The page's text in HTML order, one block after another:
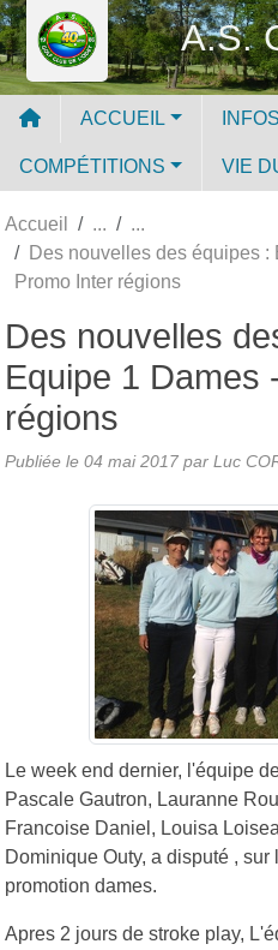
A.S.
ACCUEIL
COMPÉTITIONS VIE
Accueil
Des nouvelles des équipes :
Promo Inter régions
Des nouvelles
Equipe 1 Dames
régions
Publiée le 04 mai 2017 par Luc
Le week end dernier, l'équipe
Pascale Gautron, Lauranne
Francoise Daniel, Louisa
Dominique Outy, a disputé ,
promotion dames.
Apres 2 jours de stroke play,
Panneau de gestion des cookies